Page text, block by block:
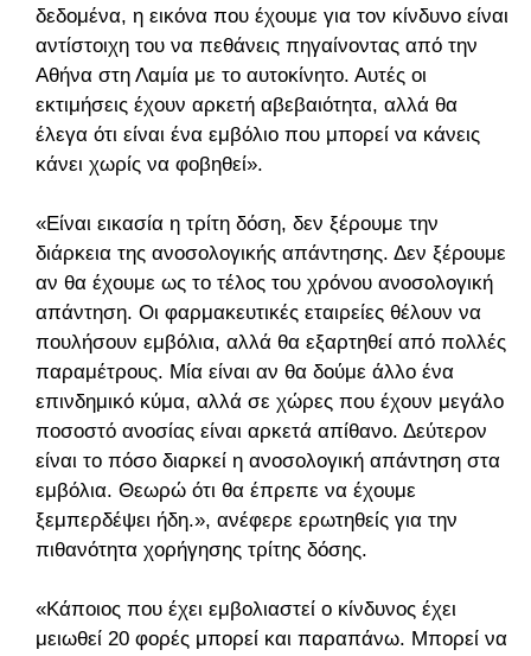
δεδομένα, η εικόνα που έχουμε για τον κίνδυνο είναι
αντίστοιχη του να πεθάνεις πηγαίνοντας από την
Αθήνα στη Λαμία με το αυτοκίνητο. Αυτές οι
εκτιμήσεις έχουν αρκετή αβεβαιότητα, αλλά θα
έλεγα ότι είναι ένα εμβόλιο που μπορεί να κάνεις
κάνει χωρίς να φοβηθεί».
«Είναι εικασία η τρίτη δόση, δεν ξέρουμε την
διάρκεια της ανοσολογικής απάντησης. Δεν ξέρουμε
αν θα έχουμε ως το τέλος του χρόνου ανοσολογική
απάντηση. Οι φαρμακευτικές εταιρείες θέλουν να
πουλήσουν εμβόλια, αλλά θα εξαρτηθεί από πολλές
παραμέτρους. Μία είναι αν θα δούμε άλλο ένα
επινδημικό κύμα, αλλά σε χώρες που έχουν μεγάλο
ποσοστό ανοσίας είναι αρκετά απίθανο. Δεύτερον
είναι το πόσο διαρκεί η ανοσολογική απάντηση στα
εμβόλια. Θεωρώ ότι θα έπρεπε να έχουμε
ξεμπερδέψει ήδη.», ανέφερε ερωτηθείς για την
πιθανότητα χορήγησης τρίτης δόσης.
«Κάποιος που έχει εμβολιαστεί ο κίνδυνος έχει
μειωθεί 20 φορές μπορεί και παραπάνω. Μπορεί να